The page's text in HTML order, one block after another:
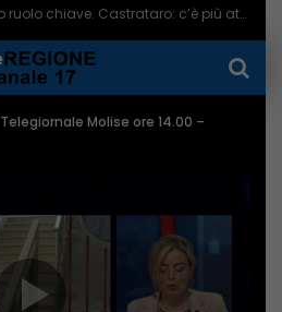
Veneziale Isernia, Ionna verso ruolo chiave. Castrataro: c’è più attenzione per Termoli – 08/08/2026
Telegiornale Molise ore 14.00 –